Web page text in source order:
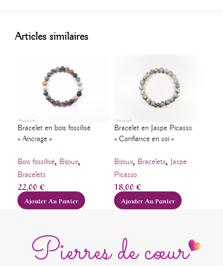
Articles similaires
Bracelet en bois fossilisé
« Ancrage »
Bois fossilisé, Bijoux,
Bracelets
22,00€
Ajouter Au Panier
Bracelet en Jaspe Picasso
« Confiance en soi »
Bijoux, Bracelets, Jaspe
Picasso
18,00€
Ajouter Au Panier